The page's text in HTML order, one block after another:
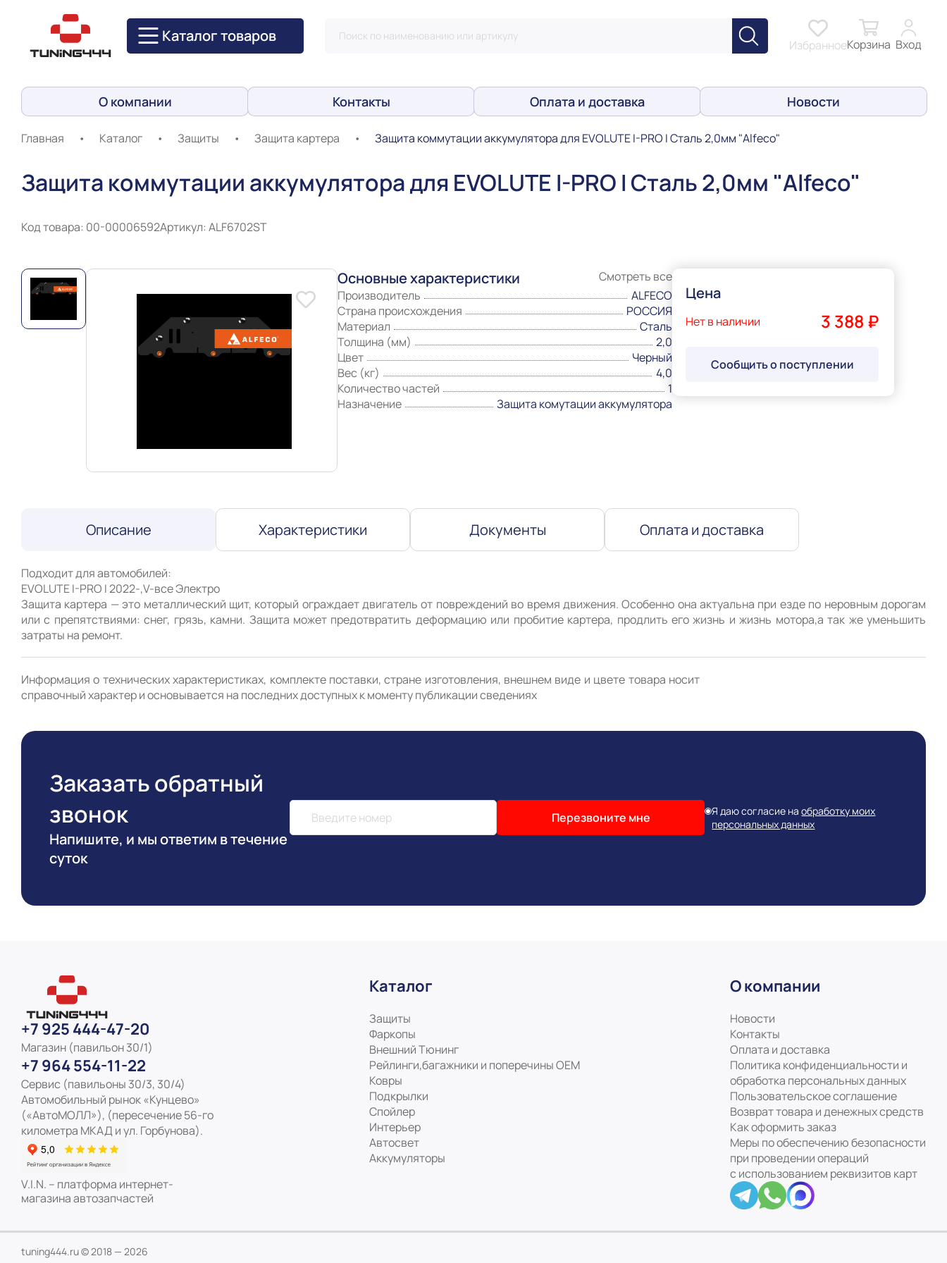
Каталог товаров ИзбранноеКорзина Вход
О компании Контакты Оплата и доставка Новости
Главная • Каталог • Защиты • Защита картера • Защита коммутации аккумулятора для EVOLUTE I-PRO I Сталь 2,0мм "Alfeco"
Защита коммутации аккумулятора для EVOLUTE I-PRO I Сталь 2,0мм "Alfeco"
Код товара: 00-00006592Артикул: ALF6702ST
Основные характеристики
Смотреть все
Производитель
ALFECO
Страна происхождения
РОССИЯ
Материал
Сталь
Толщина (мм)
2,0
Цвет
Черный
Вес (кг)
4,0
Количество частей
1
Назначение
Защита комутации аккумулятора
Цена
Нет в наличии 3 388 ₽
Сообщить о поступлении
Описание Характеристики Документы Оплата и доставка
Подходит для автомобилей:
EVOLUTE I-PRO I 2022-,V-все Электро
Защита картера — это металлический щит, который ограждает двигатель от повреждений во время движения. Особенно она актуальна при езде по неровным дорогам
или с препятствиями: снег, грязь, камни. Защита может предотвратить деформацию или пробитие картера, продлить его жизнь и жизнь мотора,а так же уменьшить
Информация о технических характеристиках, комплекте поставки, стране изготовления, внешнем виде и цвете товара носит
справочный характер и основывается на последних доступных к моменту публикации сведениях
Заказать обратный
звонок
Напишите, и мы ответим в течение
суток
Перезвоните мне Я даю согласие на обработку моих
персональных данных
+7 925 444-47-20
Магазин (павильон 30/1)
+7 964 554-11-22
Сервис (павильоны 30/3, 30/4)
Автомобильный рынок «Кунцево»
(«АвтоМОЛЛ»), (пересечение 56-го
километра МКАД и ул. Горбунова).
V.I.N. – платформа интернет-
магазина автозапчастей
Каталог
Защиты
Фаркопы
Внешний Тюнинг
Рейлинги,багажники и поперечины ОЕМ
Ковры
Подкрылки
Спойлер
Интерьер
Автосвет
Аккумуляторы
О компании
Новости
Контакты
Оплата и доставка
Политика конфиденциальности и
обработка персональных данных
Пользовательское соглашение
Возврат товара и денежных средств
Как оформить заказ
Меры по обеспечению безопасности
при проведении операций
с использованием реквизитов карт
tuning444.ru © 2018 — 2026